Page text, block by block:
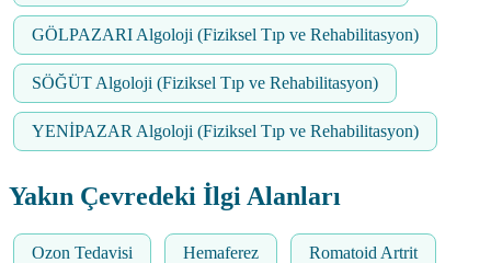
GÖLPAZARI Algoloji (Fiziksel Tıp ve Rehabilitasyon)
SÖĞÜT Algoloji (Fiziksel Tıp ve Rehabilitasyon)
YENİPAZAR Algoloji (Fiziksel Tıp ve Rehabilitasyon)
Yakın Çevredeki İlgi Alanları
Ozon Tedavisi Hemaferez Romatoid Artrit